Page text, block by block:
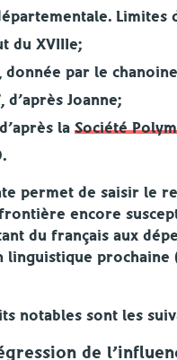
Limites
du XVIIIe;
donnée par le
d’après Joanne;
la Société
permet de saisir le
encore
du français aux
prochaine
notables sont les
de